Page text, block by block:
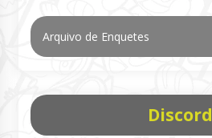
Arquivo de Enquetes
Discord